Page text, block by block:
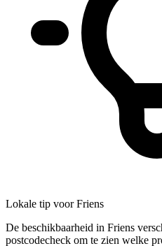
Lokale tip voor Friens
De beschikbaarheid in Friens
postcodecheck om te zien welke